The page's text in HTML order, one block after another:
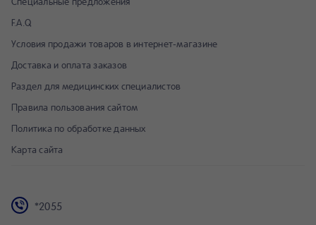
F.A.Q
Условия продажи товаров в интернет-магазине
Доставка и оплата заказов
Раздел для медицинских специалистов
Правила пользования сайтом
Политика по обработке данных
Карта сайта
*2055